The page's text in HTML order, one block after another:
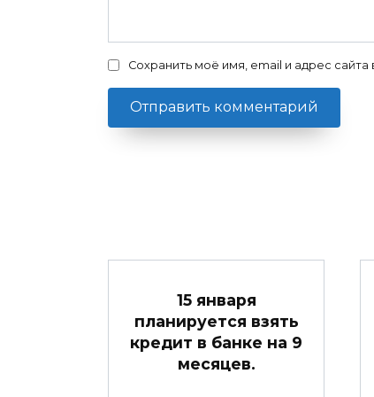
Сохранить моё имя, email и адрес
15 января
планируется взять
кредит в банке на 9
месяцев.